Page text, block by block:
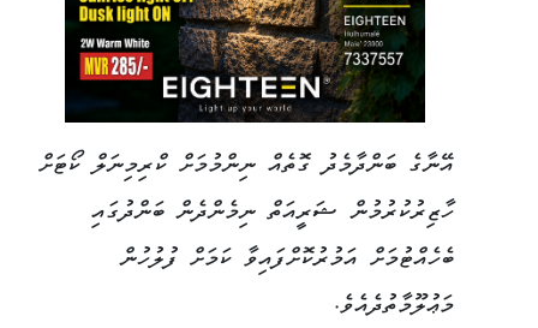
އޭނާގެ ބަންދާމެދު ގޮތެއް ނިންމުމަށް ކްރިމިނަލް ކޯޓަށް
ހާޒިރުކުރުމުން ޝަރީއަތް ނިމެންދެން ބަންދުގައި
ބެހެއްޓުމަށް އަމުރުކޮށްފައިވާ ކަމަށް ފުލުހުން
މަޢުލޫމާތުދެއެވެ.